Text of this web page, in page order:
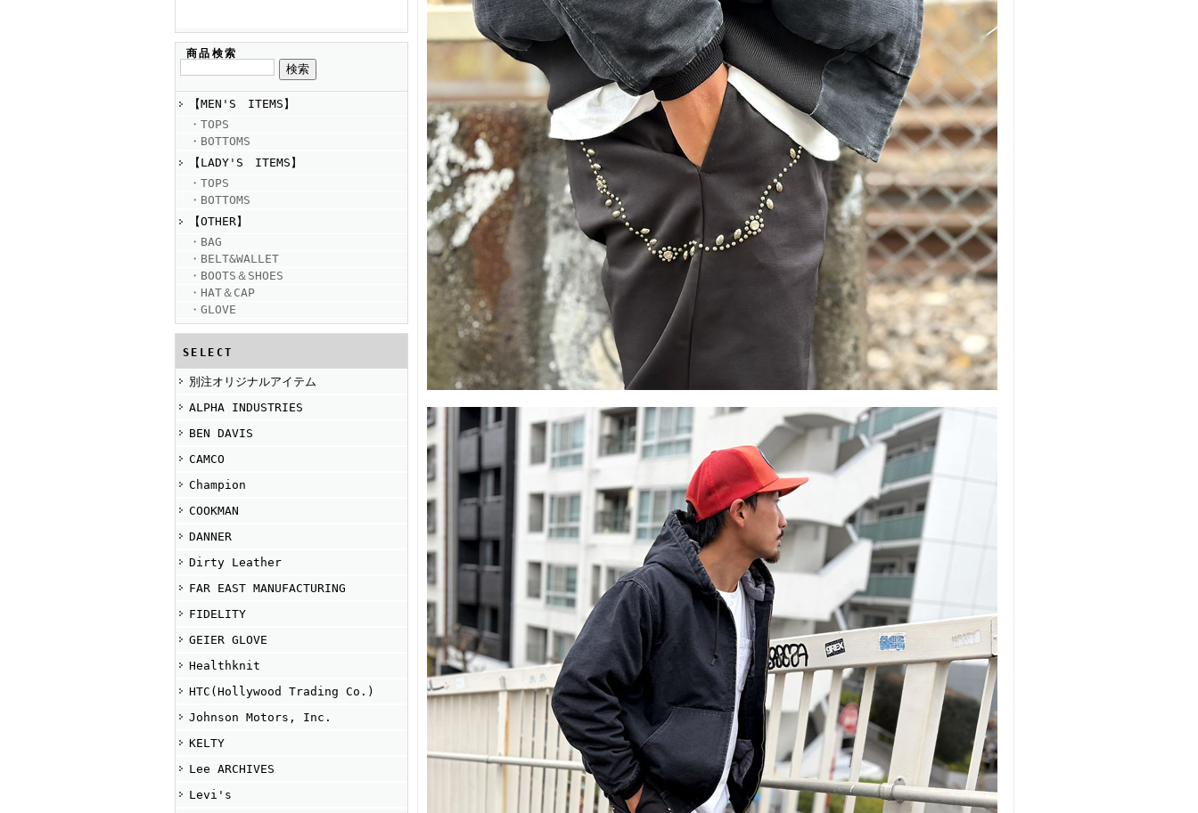
商品検索
【MEN'S ITEMS】
・TOPS
・BOTTOMS
【LADY'S ITEMS】
・TOPS
・BOTTOMS
【OTHER】
・BAG
・BELT&WALLET
・BOOTS＆SHOES
・HAT＆CAP
・GLOVE
SELECT
別注オリジナルアイテム
ALPHA INDUSTRIES
BEN DAVIS
CAMCO
Champion
COOKMAN
DANNER
Dirty Leather
FAR EAST MANUFACTURING
FIDELITY
GEIER GLOVE
Healthknit
HTC(Hollywood Trading Co.)
Johnson Motors, Inc.
KELTY
Lee ARCHIVES
Levi's